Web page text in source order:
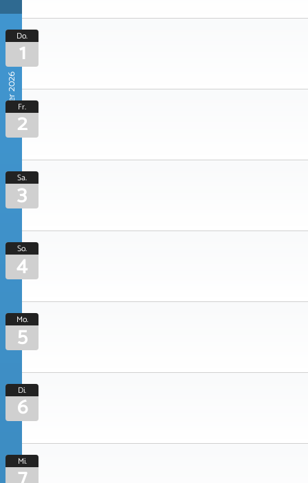
Oktober 2026
Do.
1
Fr.
2
Sa.
3
So.
4
Mo.
5
Di.
6
Mi.